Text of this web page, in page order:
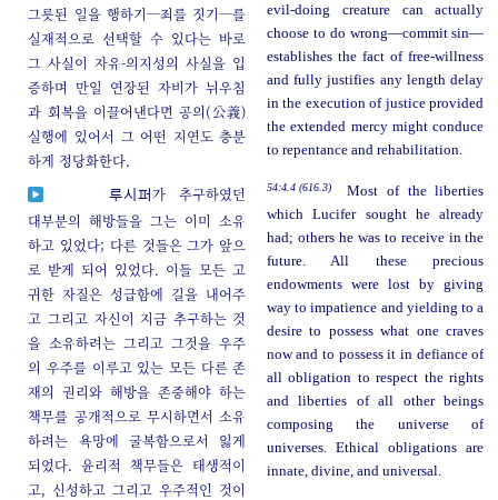
그릇된 일을 행하기─죄를 짓기─를
실재적으로 선택할 수 있다는 바로
그 사실이 자유-의지성의 사실을 입
증하며 만일 연장된 자비가 뉘우침
과 회복을 이끌어낸다면 공의(公義)
실행에 있어서 그 어떤 지연도 충분
하게 정당화한다.
evil-doing creature can actually
choose to do wrong—commit sin—
establishes the fact of free-willness
and fully justifies any length delay
in the execution of justice provided
the extended mercy might conduce
to repentance and rehabilitation.
루시퍼가 추구하였던
대부분의 해방들을 그는 이미 소유
하고 있었다; 다른 것들은 그가 앞으
로 받게 되어 있었다. 이들 모든 고
귀한 자질은 성급함에 길을 내어주
고 그리고 자신이 지금 추구하는 것
을 소유하려는 그리고 그것을 우주
의 우주를 이루고 있는 모든 다른 존
재의 권리와 해방을 존중해야 하는
책무를 공개적으로 무시하면서 소유
하려는 욕망에 굴복함으로서 잃게
되었다. 윤리적 책무들은 태생적이
고, 신성하고 그리고 우주적인 것이
54:4.4 (616.3)
Most of the liberties
which Lucifer sought he already
had; others he was to receive in the
future. All these precious
endowments were lost by giving
way to impatience and yielding to a
desire to possess what one craves
now and to possess it in defiance of
all obligation to respect the rights
and liberties of all other beings
composing the universe of
universes. Ethical obligations are
innate, divine, and universal.